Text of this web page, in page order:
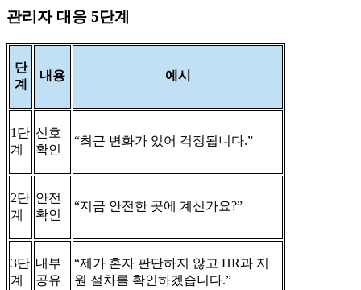
관리자 대응 5단계
단
계
내용 예시
1단
계
신호
확인
“최근 변화가 있어 걱정됩니다.”
2단
계
안전
확인
“지금 안전한 곳에 계신가요?”
3단
계
내부
공유
“제가 혼자 판단하지 않고 HR과 지
원 절차를 확인하겠습니다.”